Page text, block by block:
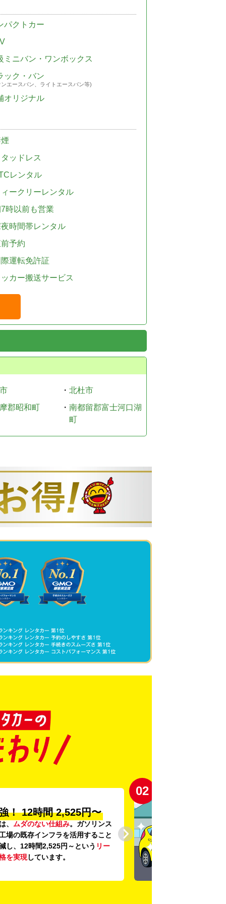
パクトカー
ミニバン・ワンボックス
ック・バン
エースバン、ライトエースバン等)
オリジナル
ッドレス
レンタル
ークリーレンタル
時以前も営業
時間帯レンタル
予約
運転免許証
カー搬送サービス
・ 北杜市
郡昭和町
・ 南都留郡富士河口湖
町
「安心・安全・清潔」
、 24項目の車両点検と車内外の清
。安心感と清潔感を感じていただ
こだわっています。
03